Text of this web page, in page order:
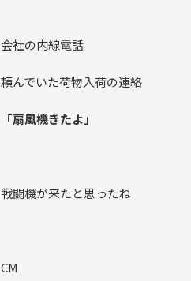
会社の内線電話
頼んでいた荷物入荷の連絡
「扇風機きたよ」
戦闘機が来たと思ったね
CM